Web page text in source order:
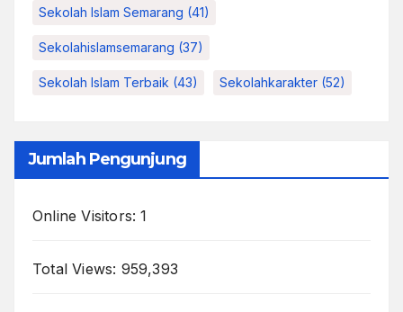
Sekolah Islam Semarang (41)
Sekolahislamsemarang (37)
Sekolah Islam Terbaik (43) Sekolahkarakter (52)
Jumlah Pengunjung
Online Visitors:1
Total Views: 959,393